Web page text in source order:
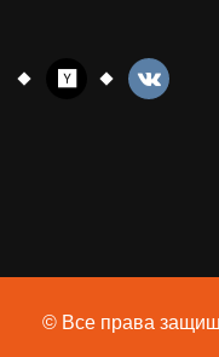
© Все права